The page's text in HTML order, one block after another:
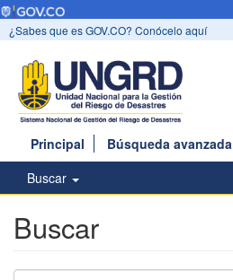
¿Sabes que es GOV.CO? Conócelo aquí
Principal Búsqueda avanzada
Buscar
Buscar